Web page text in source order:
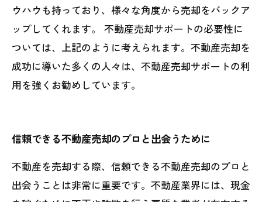
ウハウも持っており、様々な角度から売却をバックア
ップしてくれます。 不動産売却サポートの必要性に
ついては、上記のように考えられます。不動産売却を
成功に導いた多くの人々は、不動産売却サポートの利
用を強くお勧めしています。
信頼できる不動産売却のプロと出会うために
不動産を売却する際、信頼できる不動産売却のプロと
出会うことは非常に重要です。不動産業界には、現金